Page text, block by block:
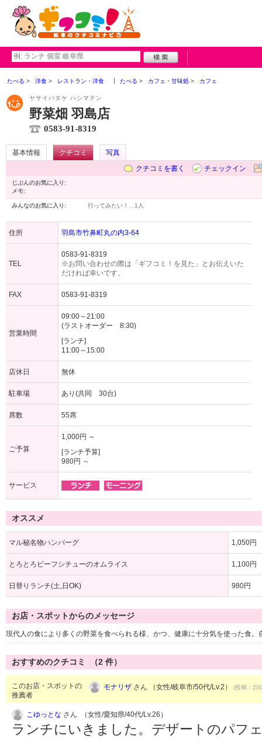
たべる 洋食 レストラン・洋食 たべる カフェ・甘味処 カフェ
ヤサイバタケ ハシマテン
野菜畑 羽島店
0583-91-8319
基本情報 クチコミ
写真
クチコミを書く
チェックイン
じぶんのお気に入り:
メモ:
みんなのお気に入り: 行ってみたい！… 1人
住所 羽島市竹鼻町丸の内3-64
TEL
0583-91-8319
※お問い合わせの際は「ギフコミ！を見た」とお伝えいた
だければ幸いです。
FAX 0583-91-8319
営業時間
09:00～21:00
(ラストオーダー 8:30)
[ランチ]
11:00～15:00
店休日 無休
駐車場 あり(共同 30台)
席数 55席
ご予算
1,000円 ～
[ランチ予算]
980円 ～
サービス
オススメ
マル秘名物ハンバーグ 1,050円
とろとろビーフシチューのオムライス 1,100円
日替りランチ(土,日OK) 980円
お店・スポットからのメッセージ
現代人の食により多くの野菜を食べられる様、かつ、健康に十分気を使った食
おすすめのクチコミ （2 件）
このお店・スポットの
推薦者
モナリザ さん （女性/岐阜市/50代/Lv.2） (投稿：
こゆっとな さん （女性/愛知県/40代/Lv.26）
ランチにいきました。デザートのパフ